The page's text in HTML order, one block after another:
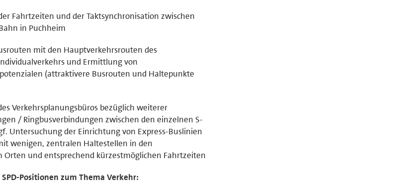
Fahrtzeiten und der Taktsynchronisation zwischen
in Puchheim
mit den Hauptverkehrsrouten des
und Ermittlung von
(attraktivere Busrouten und Haltepunkte
Verkehrsplanungsbüros bezüglich weiterer
/ Ringbusverbindungen zwischen den einzelnen S-
Untersuchung der Einrichtung von Express-Buslinien
wenigen, zentralen Haltestellen in den
Orten und entsprechend kürzestmöglichen Fahrtzeiten
Positionen zum Thema Verkehr: